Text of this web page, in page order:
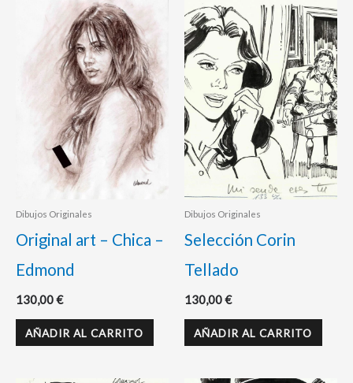
Dibujos Originales
Original art – Chica –
Edmond
130,00€
AÑADIR AL CARRITO
Dibujos Originales
Selección Corin
Tellado
130,00€
AÑADIR AL CARRITO